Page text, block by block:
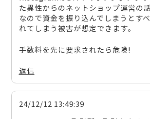
た異性からのネットショップ運営の
なので資金を振り込んでしまうとす
れてしまう被害が想定できます。
手数料を先に要求されたら危険!
返信
24/12/12 13:49:39